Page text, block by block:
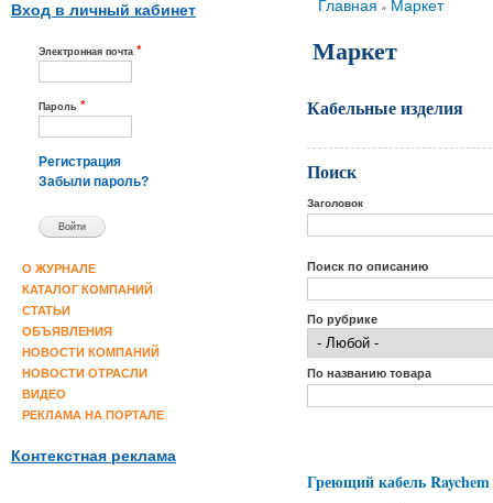
Вход в личный кабинет
Электронная почта *
Пароль *
Регистрация
Забыли пароль?
О ЖУРНАЛЕ
КАТАЛОГ КОМПАНИЙ
СТАТЬИ
ОБЪЯВЛЕНИЯ
НОВОСТИ КОМПАНИЙ
НОВОСТИ ОТРАСЛИ
ВИДЕО
РЕКЛАМА НА ПОРТАЛЕ
Контекстная реклама
Вы здесь
Главная » Маркет
Маркет
Кабельные изделия
Поиск
Заголовок
Поиск по описанию
По рубрике
По названию товара
Греющий кабель